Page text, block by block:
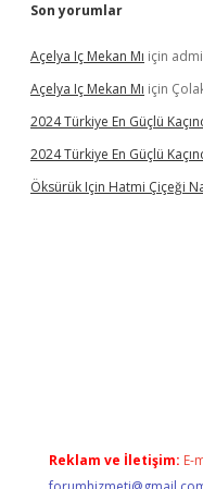
Son yorumlar
Açelya Iç Mekan Mı için
Açelya Iç Mekan Mı için
2024 Türkiye En Güçlü
2024 Türkiye En Güçlü
Öksürük Için Hatmi Çiçeği
Reklam ve İletişim: E-